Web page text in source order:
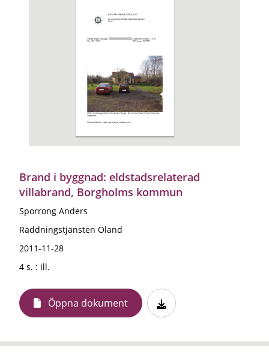
Brand i byggnad: eldstadsrelaterad
villabrand, Borgholms kommun
Sporrong Anders
Räddningstjänsten Öland
2011-11-28
4 s. : ill.
Öppna dokument